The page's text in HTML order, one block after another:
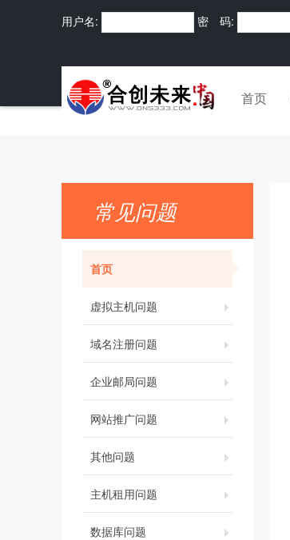
用户名: 密 码:
首页
常见问题
首页
虚拟主机问题
域名注册问题
企业邮局问题
网站推广问题
其他问题
主机租用问题
数据库问题